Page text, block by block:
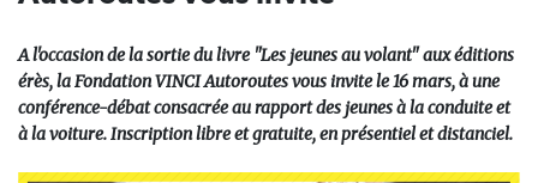
A l'occasion de la sortie du livre "Les jeunes au volant" aux éditions
érès, la Fondation VINCI Autoroutes vous invite le 16 mars, à une
conférence-débat consacrée au rapport des jeunes à la conduite et
à la voiture. Inscription libre et gratuite, en présentiel et distanciel.